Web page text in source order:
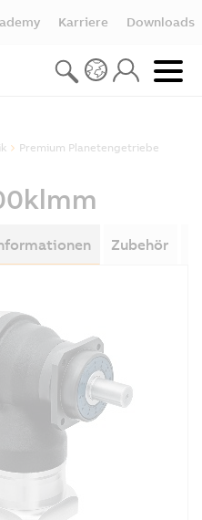
Karriere Downloads
Premium Planetengetriebe
Zubehör